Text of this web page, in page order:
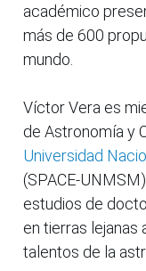
académico
más de 600
mundo.
Víctor Vera es
de Astronomía y
Universidad
(SPACE-
estudios de
en tierras lejanas
talentos de la